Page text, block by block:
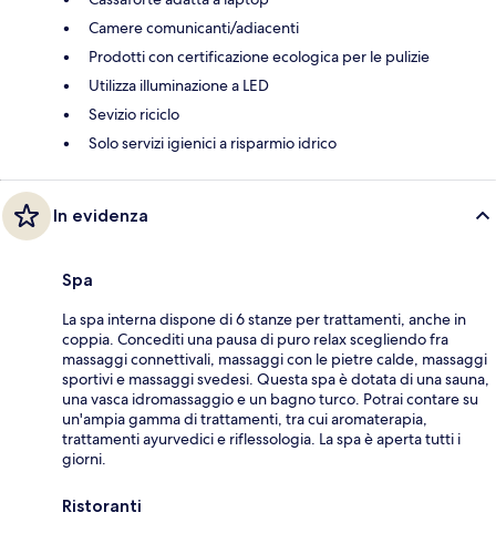
Camere comunicanti/adiacenti
Prodotti con certificazione ecologica per le pulizie
Utilizza illuminazione a LED
Sevizio riciclo
Solo servizi igienici a risparmio idrico
In evidenza
Spa
La spa interna dispone di 6 stanze per trattamenti, anche in
coppia. Concediti una pausa di puro relax scegliendo fra
massaggi connettivali, massaggi con le pietre calde, massaggi
sportivi e massaggi svedesi. Questa spa è dotata di una sauna,
una vasca idromassaggio e un bagno turco. Potrai contare su
un'ampia gamma di trattamenti, tra cui aromaterapia,
trattamenti ayurvedici e riflessologia. La spa è aperta tutti i
giorni.
Ristoranti